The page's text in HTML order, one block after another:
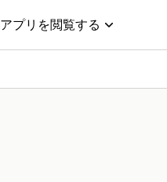
アプリを閲覧する